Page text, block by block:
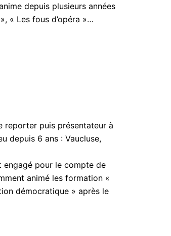
depuis plusieurs années
« Les fous d’opéra »…
reporter puis présentateur à
depuis 6 ans : Vaucluse,
engagé pour le compte de
animé les formation «
démocratique » après le